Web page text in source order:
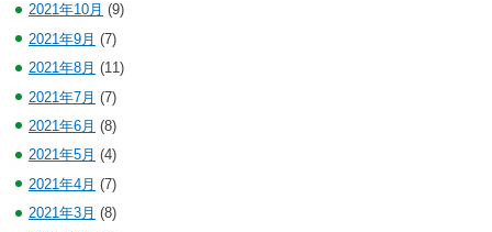
2021年10月 (9)
2021年9月 (7)
2021年8月 (11)
2021年7月 (7)
2021年6月 (8)
2021年5月 (4)
2021年4月 (7)
2021年3月 (8)